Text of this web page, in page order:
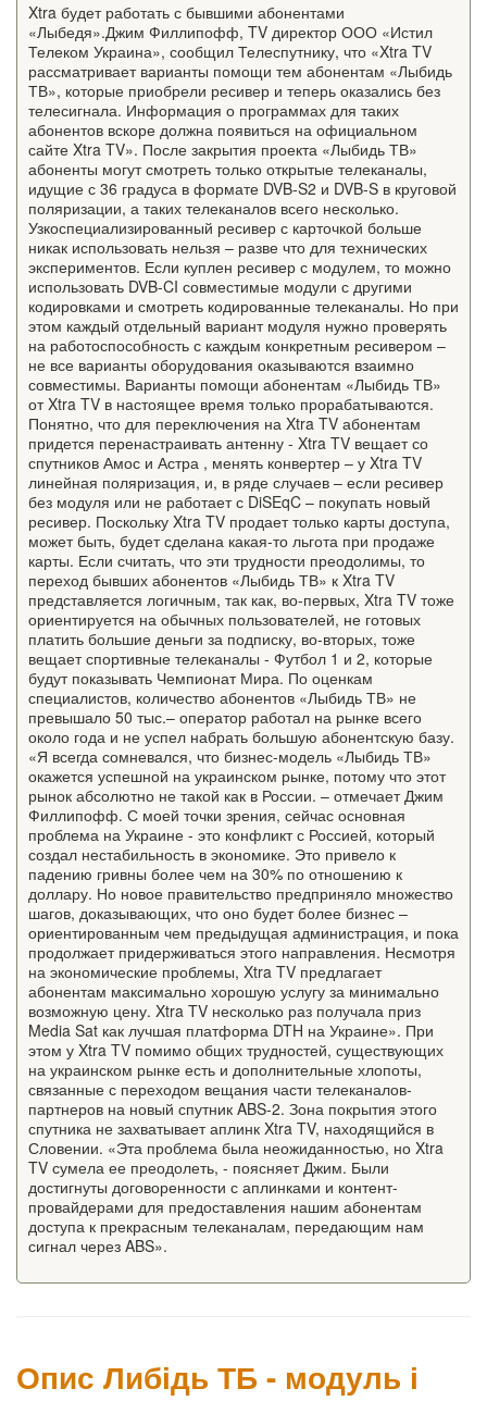
Xtra будет работать с бывшими абонентами
«Лыбедя».Джим Филлипофф, TV директор ООО «Истил
Телеком Украина», сообщил Телеспутнику, что «Xtra TV
рассматривает варианты помощи тем абонентам «Лыбидь
ТВ», которые приобрели ресивер и теперь оказались без
телесигнала. Информация о программах для таких
абонентов вскоре должна появиться на официальном
сайте Xtra TV». После закрытия проекта «Лыбидь ТВ»
абоненты могут смотреть только открытые телеканалы,
идущие с 36 градуса в формате DVB-S2 и DVB-S в круговой
поляризации, а таких телеканалов всего несколько.
Узкоспециализированный ресивер с карточкой больше
никак использовать нельзя – разве что для технических
экспериментов. Если куплен ресивер с модулем, то можно
использовать DVB-CI совместимые модули с другими
кодировками и смотреть кодированные телеканалы. Но при
этом каждый отдельный вариант модуля нужно проверять
на работоспособность с каждым конкретным ресивером –
не все варианты оборудования оказываются взаимно
совместимы. Варианты помощи абонентам «Лыбидь ТВ»
от Xtra TV в настоящее время только прорабатываются.
Понятно, что для переключения на Xtra TV абонентам
придется перенастраивать антенну - Xtra TV вещает со
спутников Амос и Астра , менять конвертер – у Xtra TV
линейная поляризация, и, в ряде случаев – если ресивер
без модуля или не работает с DiSEqC – покупать новый
ресивер. Поскольку Xtra TV продает только карты доступа,
может быть, будет сделана какая-то льгота при продаже
карты. Если считать, что эти трудности преодолимы, то
переход бывших абонентов «Лыбидь ТВ» к Xtra TV
представляется логичным, так как, во-первых, Xtra TV тоже
ориентируется на обычных пользователей, не готовых
платить большие деньги за подписку, во-вторых, тоже
вещает спортивные телеканалы - Футбол 1 и 2, которые
будут показывать Чемпионат Мира. По оценкам
специалистов, количество абонентов «Лыбидь ТВ» не
превышало 50 тыс.– оператор работал на рынке всего
около года и не успел набрать большую абонентскую базу.
«Я всегда сомневался, что бизнес-модель «Лыбидь ТВ»
окажется успешной на украинском рынке, потому что этот
рынок абсолютно не такой как в России. – отмечает Джим
Филлипофф. С моей точки зрения, сейчас основная
проблема на Украине - это конфликт с Россией, который
создал нестабильность в экономике. Это привело к
падению гривны более чем на 30% по отношению к
доллару. Но новое правительство предприняло множество
шагов, доказывающих, что оно будет более бизнес –
ориентированным чем предыдущая администрация, и пока
продолжает придерживаться этого направления. Несмотря
на экономические проблемы, Xtra TV предлагает
абонентам максимально хорошую услугу за минимально
возможную цену. Xtra TV несколько раз получала приз
Media Sat как лучшая платформа DTH на Украине». При
этом у Xtra TV помимо общих трудностей, существующих
на украинском рынке есть и дополнительные хлопоты,
связанные с переходом вещания части телеканалов-
партнеров на новый спутник ABS-2. Зона покрытия этого
спутника не захватывает аплинк Xtra TV, находящийся в
Словении. «Эта проблема была неожиданностью, но Xtra
TV сумела ее преодолеть, - поясняет Джим. Были
достигнуты договоренности с аплинками и контент-
провайдерами для предоставления нашим абонентам
доступа к прекрасным телеканалам, передающим нам
сигнал через ABS».
Опис Либідь ТБ - модуль і